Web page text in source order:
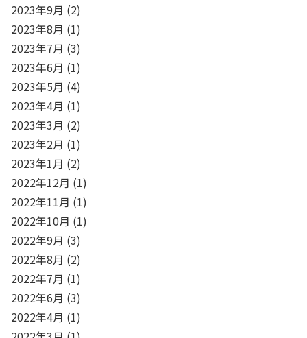
2023年9月 (2)
2023年8月 (1)
2023年7月 (3)
2023年6月 (1)
2023年5月 (4)
2023年4月 (1)
2023年3月 (2)
2023年2月 (1)
2023年1月 (2)
2022年12月 (1)
2022年11月 (1)
2022年10月 (1)
2022年9月 (3)
2022年8月 (2)
2022年7月 (1)
2022年6月 (3)
2022年4月 (1)